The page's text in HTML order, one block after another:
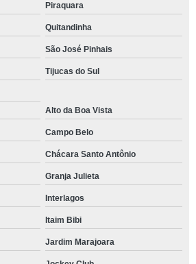
Piraquara
Quitandinha
São José Pinhais
Tijucas do Sul
Alto da Boa Vista
Campo Belo
Chácara Santo Antônio
Granja Julieta
Interlagos
Itaim Bibi
Jardim Marajoara